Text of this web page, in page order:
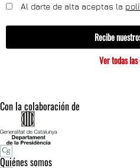
Al darte de alta aceptas la
Recibe
Ver todas las
Con la colaboración de
Quiénes somos